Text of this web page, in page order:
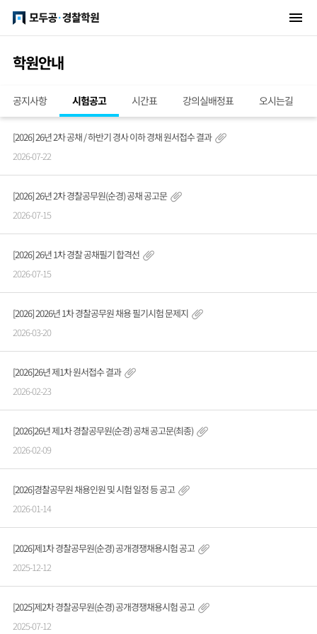
학원안내
공지사항 시험공고 시간표 강의실배정표 오시는길
[2026] 26년 2차 공채 / 하반기 경사 이하 경채 원서접수 결과
2026-07-22
[2026] 26년 2차 경찰공무원(순경) 공채 공고문
2026-07-15
[2026] 26년 1차 경찰 공채필기 합격선
2026-07-15
[2026] 2026년 1차 경찰공무원 채용 필기시험 문제지
2026-03-20
[2026]26년 제1차 원서접수 결과
2026-02-23
[2026]26년 제1차 경찰공무원(순경) 공채 공고문(최종)
2026-02-09
[2026]경찰공무원 채용인원 및 시험 일정 등 공고
2026-01-14
[2026]제1차 경찰공무원(순경) 공개경쟁채용시험 공고
2025-12-12
[2025]제2차 경찰공무원(순경) 공개경쟁채용시험 공고
2025-07-12